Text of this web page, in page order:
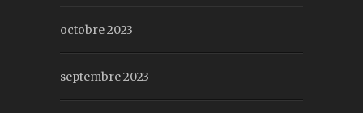
octobre 2023
septembre 2023